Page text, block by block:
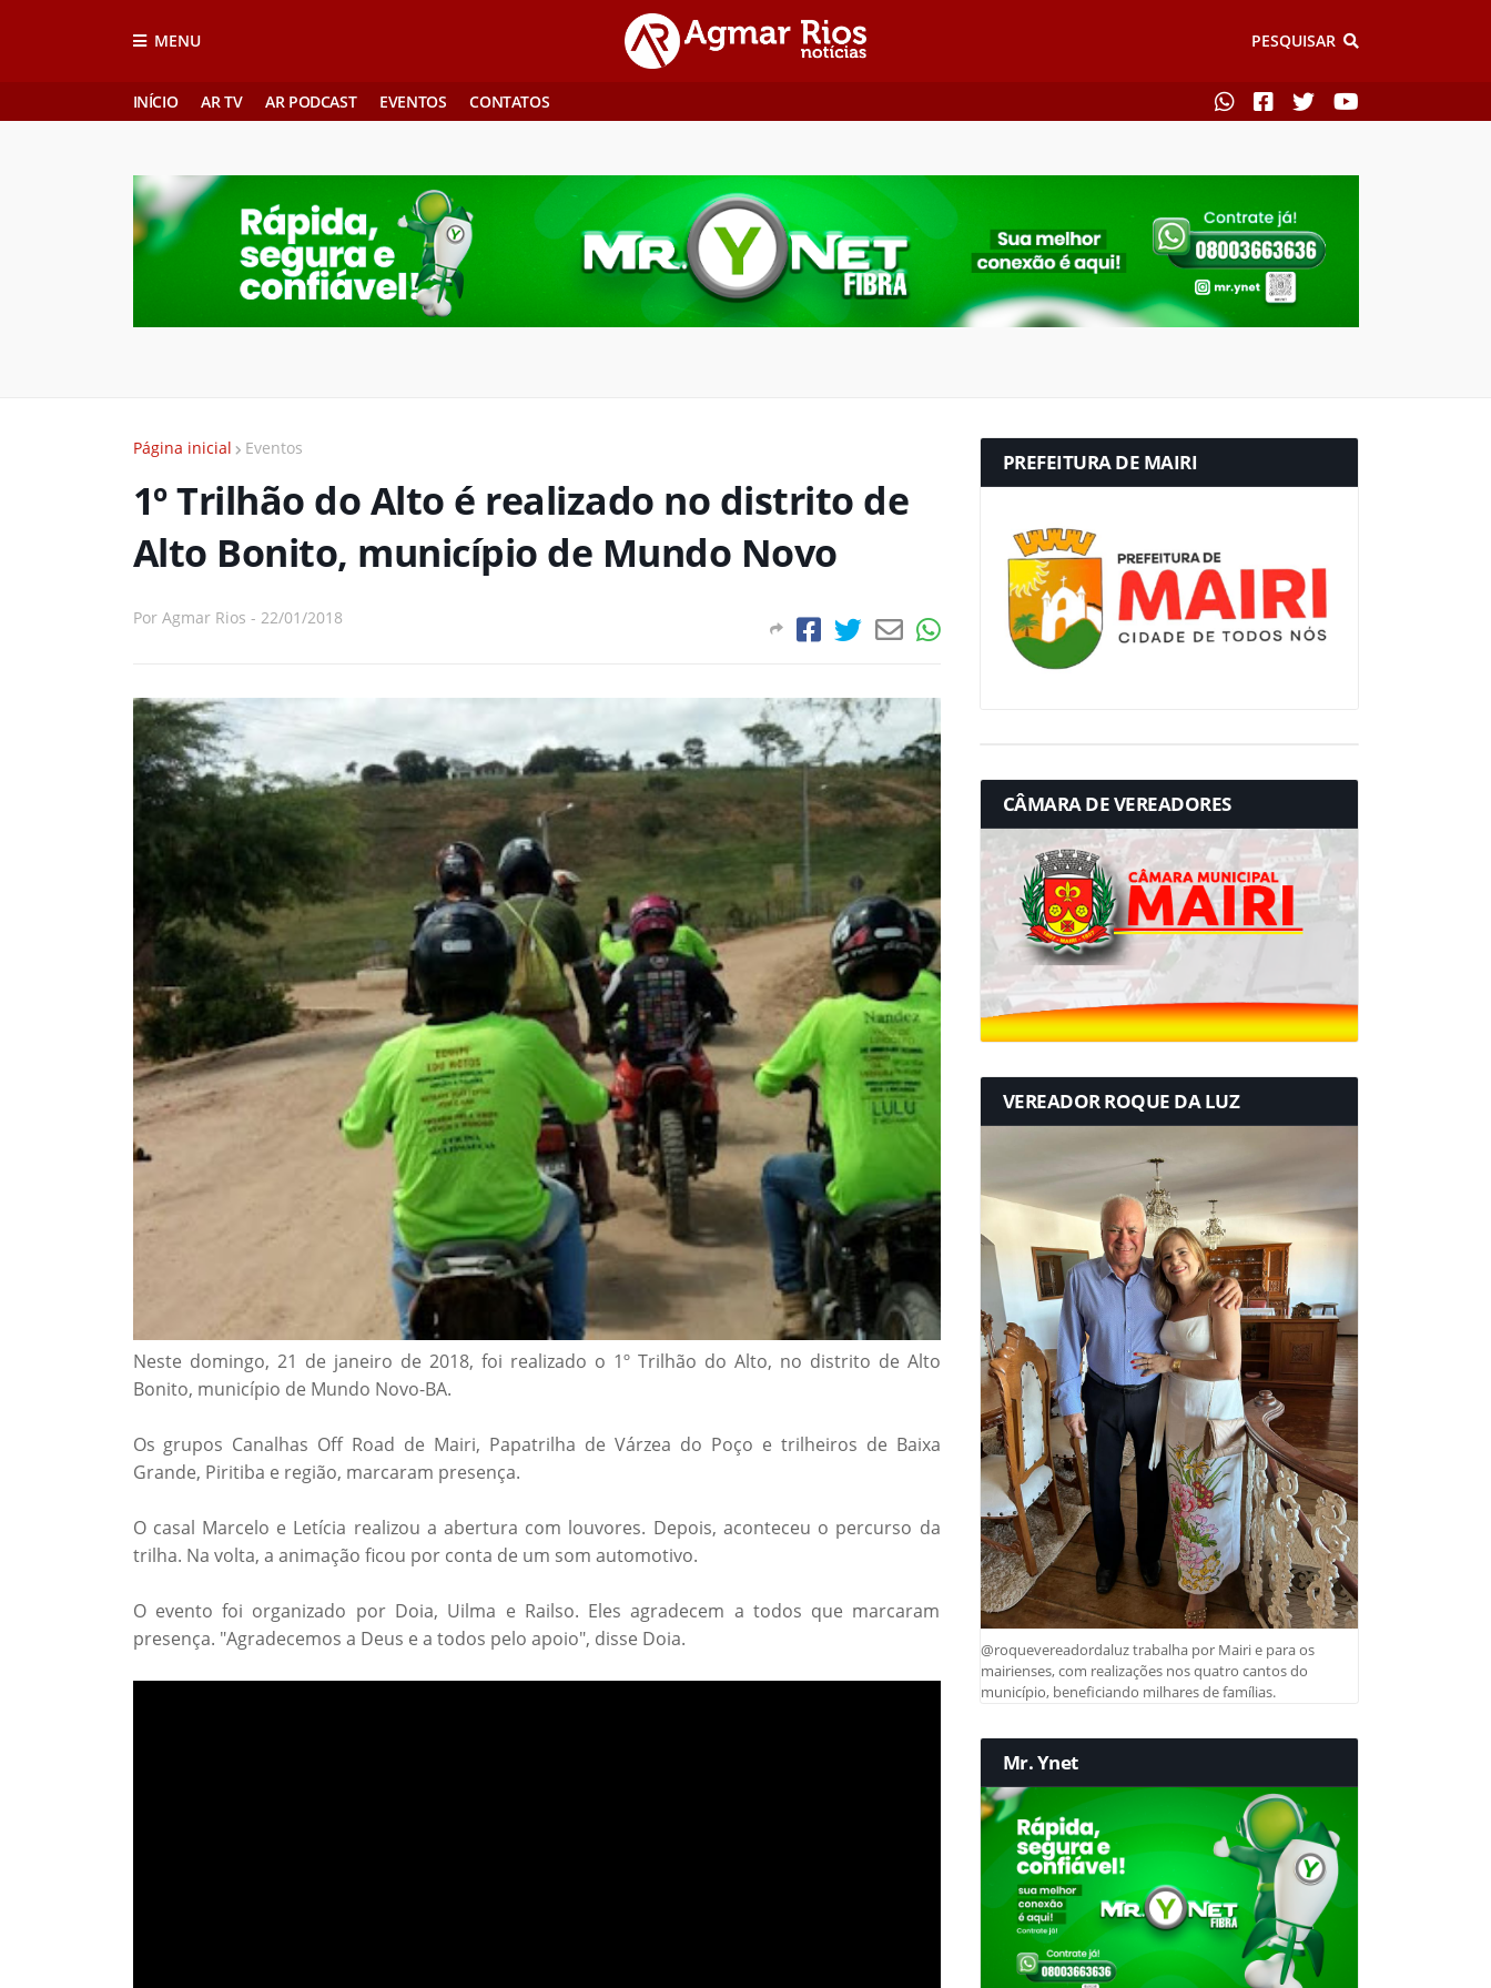
MENU PESQUISAR
INÍCIO AR TV AR PODCAST EVENTOS CONTATOS
Página inicial Eventos
1º Trilhão do Alto é realizado no distrito de
Alto Bonito, município de Mundo Novo
Por Agmar Rios - 22/01/2018
Neste domingo, 21 de janeiro de 2018, foi realizado o 1º Trilhão do Alto, no distrito de Alto
Bonito, município de Mundo Novo-BA.
Os grupos Canalhas Off Road de Mairi, Papatrilha de Várzea do Poço e trilheiros de Baixa
Grande, Piritiba e região, marcaram presença.
O casal Marcelo e Letícia realizou a abertura com louvores. Depois, aconteceu o percurso da
trilha. Na volta, a animação ficou por conta de um som automotivo.
O evento foi organizado por Doia, Uilma e Railso. Eles agradecem a todos que marcaram
presença. "Agradecemos a Deus e a todos pelo apoio", disse Doia.
PREFEITURA DE MAIRI
CÂMARA DE VEREADORES
VEREADOR ROQUE DA LUZ
@roquevereadordaluz trabalha por Mairi e para os
mairienses, com realizações nos quatro cantos do
município, beneficiando milhares de famílias.
Mr. Ynet